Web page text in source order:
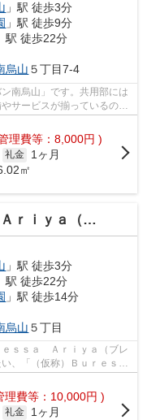
」駅 徒歩3分
」駅 徒歩9分
駅 徒歩22分
烏山 ５丁目7-4
南烏山」です。共用部には
サービスが揃っているので
理費等：8,000円 )
礼金
1ヶ月
㎡
ブレッサアリヤ）
」駅 徒歩3分
駅 徒歩22分
」駅 徒歩14分
烏山 ５丁目
ｅｓｓａ Ａｒｉｙａ（ブレ
、「（仮称）Ｂｕｒｅｓｓ
理費等：10,000円 )
礼金
1ヶ月